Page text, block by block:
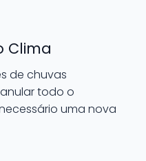
Clima
de chuvas
todo o
uma nova